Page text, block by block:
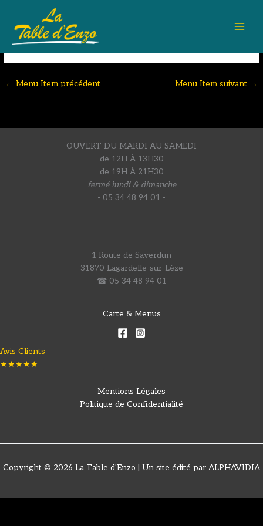
contenu
6.50€
← Menu Item précédent Menu Item suivant →
OUVERT DU MARDI AU SAMEDI
de 12H À 13H30
de 19H À 21H30
fermé lundi & dimanche
- 05 34 48 94 01 -
1 Route de Saverdun
31870 Lagardelle-sur-Lèze
☎ 05 34 48 94 01
Carte & Menus
Avis Clients
★★★★★
Mentions Légales
Politique de Confidentialité
Copyright © 2026 La Table d'Enzo | Un site édité par ALPHAVIDIA